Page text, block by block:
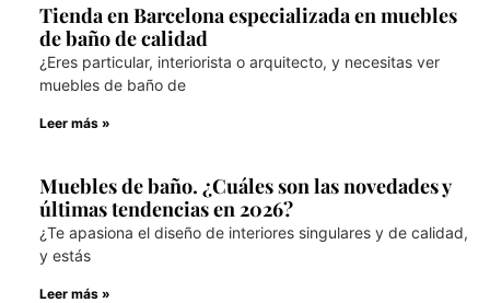
Tienda en Barcelona especializada en muebles
de baño de calidad
¿Eres particular, interiorista o arquitecto, y necesitas ver
muebles de baño de
Leer más »
Muebles de baño. ¿Cuáles son las novedades y
últimas tendencias en 2026?
¿Te apasiona el diseño de interiores singulares y de calidad,
y estás
Leer más »